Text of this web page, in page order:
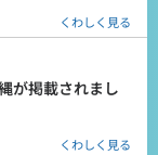
くわしく見る
が掲載されまし
くわしく見る